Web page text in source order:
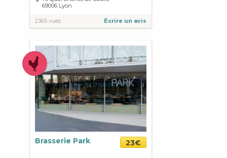
69006 Lyon
2365 vues Écrire un avis
Brasserie Park 23€